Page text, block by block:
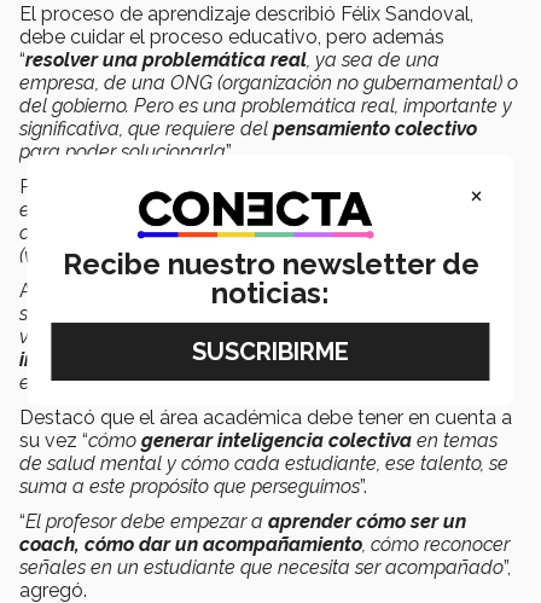
El proceso de aprendizaje describió Félix Sandoval,
debe cuidar el proceso educativo, pero además
“resolver una problemática real , ya sea de una
empresa, de una ONG (organización no gubernamental) o
del gobierno. Pero es una problemática real, importante y
significativa, que requiere del pensamiento colectivo
para poder solucionarla”.
Por ello, se debe “
poner un reto al centro
(de la gestión
educativa) y después organizar a la facultad para
conducir,
acompañar a estudiantes o a las empresas
(vinculadas al desafío planteado)”, puntualizó.
Al respecto de la labor docente resaltó que “
suficiente ser experto en mi área, estar siempre a la
vanguardia del conocimiento, sino realmente
interés genuino por cada personaque está en ese
espacio”.
Destacó que el área académica debe tener en cuenta a
su vez “cómo generar inteligencia colectiva en temas
de salud mental y cómo cada estudiante, ese talento, se
suma a este propósito que perseguimos”.
“El profesor debe empezar a aprender cómo ser un
coach, cómo dar un acompañamiento , cómo reconocer
señales en un estudiante que necesita ser acompañado”,
agregó.
×
Recibe nuestro newsletter de
noticias: